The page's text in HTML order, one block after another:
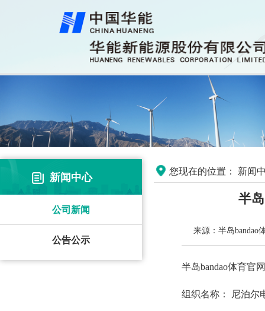
新闻中心
公司新闻
公告公示
您现在的位置： 新闻
半
来源：半岛bandao
半岛bandao体育官
组织名称： 尼泊尔